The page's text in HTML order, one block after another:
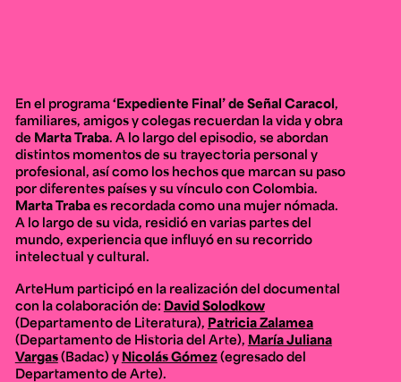
En el programa‘Expediente Final’ de Señal Caracol,
familiares, amigos y colegas recuerdan la vida y obra
de Marta Traba. A lo largo del episodio, se abordan
distintos momentos de su trayectoria personal y
profesional, así como los hechos que marcan su paso
por diferentes países y su vínculo con Colombia.
Marta Trabaes recordada como una mujer nómada.
A lo largo de su vida, residió en varias partes del
mundo, experiencia que influyó en su recorrido
intelectual y cultural.
ArteHum participó en la realización del documental
con la colaboración de: David Solodkow
(Departamento de Literatura), Patricia Zalamea
(Departamento de Historia del Arte), María Juliana
Vargas(Badac) y Nicolás Gómez (egresado del
Departamento de Arte).